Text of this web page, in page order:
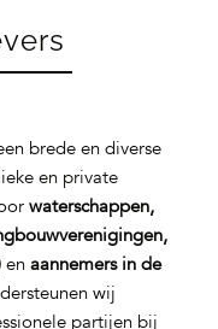
brede en diverse
en private
waterschappen,
en aannemers in de
wij
partijen bij